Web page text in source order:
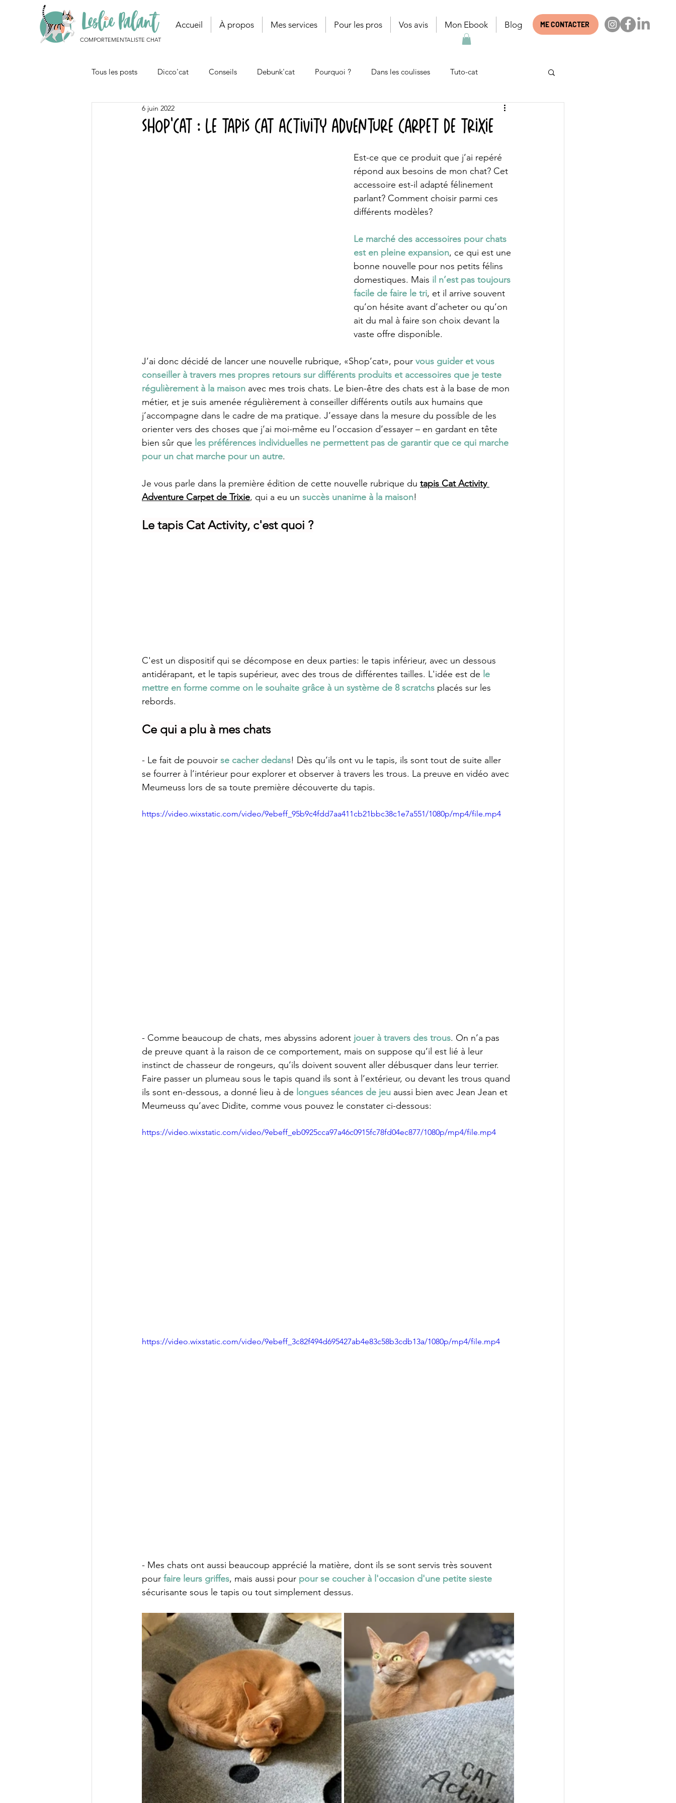
Accueil À propos Mes services Pour les pros Vos avis Mon Ebook Blog
COMPORTEMENTALISTE CHAT
ME CONTACTER
Tous les posts Dicco'cat Conseils Debunk'cat Pourquoi ? Dans les coulisses Tuto-cat
Autour du chat Question
Shop'cat : le tapis Cat Activity Adventure Carpet de Trixie
6 juin 2022
Est-ce que ce produit que j’ai repéré
répond aux besoins de mon chat? Cet
accessoire est-il adapté félinement
parlant? Comment choisir parmi ces
différents modèles?
Le marché des accessoires pour chats
est en pleine expansion, ce qui est une
bonne nouvelle pour nos petits félins
domestiques. Mais il n’est pas toujours
facile de faire le tri, et il arrive souvent
qu’on hésite avant d’acheter ou qu’on
ait du mal à faire son choix devant la
vaste offre disponible.
J’ai donc décidé de lancer une nouvelle rubrique, «Shop’cat», pour vous guider et vous
conseiller à travers mes propres retours sur différents produits et accessoires que je teste
régulièrement à la maison avec mes trois chats. Le bien-être des chats est à la base de mon
métier, et je suis amenée régulièrement à conseiller différents outils aux humains que
j’accompagne dans le cadre de ma pratique. J’essaye dans la mesure du possible de les
orienter vers des choses que j’ai moi-même eu l’occasion d’essayer – en gardant en tête
bien sûr que les préférences individuelles ne permettent pas de garantir que ce qui marche
pour un chat marche pour un autre.
Je vous parle dans la première édition de cette nouvelle rubrique du tapis Cat Activity
Adventure Carpet de Trixie, qui a eu un succès unanime à la maison!
Le tapis Cat Activity, c'est quoi ?
C'est un dispositif qui se décompose en deux parties: le tapis inférieur, avec un dessous
antidérapant, et le tapis supérieur, avec des trous de différentes tailles. L'idée est de le
mettre en forme comme on le souhaite grâce à un système de 8 scratchs placés sur les
rebords.
Ce qui a plu à mes chats
- Le fait de pouvoir se cacher dedans! Dès qu’ils ont vu le tapis, ils sont tout de suite aller
se fourrer à l’intérieur pour explorer et observer à travers les trous. La preuve en vidéo avec
Meumeuss lors de sa toute première découverte du tapis.
https://video.wixstatic.com/video/9ebeff_95b9c4fdd7aa411cb21bbc38c1e7a551/1080p/mp4/file.mp4
- Comme beaucoup de chats, mes abyssins adorent jouer à travers des trous. On n’a pas
de preuve quant à la raison de ce comportement, mais on suppose qu’il est lié à leur
instinct de chasseur de rongeurs, qu’ils doivent souvent aller débusquer dans leur terrier.
Faire passer un plumeau sous le tapis quand ils sont à l’extérieur, ou devant les trous quand
ils sont en-dessous, a donné lieu à de longues séances de jeu aussi bien avec Jean Jean et
Meumeuss qu’avec Didite, comme vous pouvez le constater ci-dessous:
https://video.wixstatic.com/video/9ebeff_eb0925cca97a46c0915fc78fd04ec877/1080p/mp4/file.mp4
https://video.wixstatic.com/video/9ebeff_3c82f494d695427ab4e83c58b3cdb13a/1080p/mp4/file.mp4
- Mes chats ont aussi beaucoup apprécié la matière, dont ils se sont servis très souvent
pour faire leurs griffes, mais aussi pour pour se coucher à l'occasion d'une petite sieste
sécurisante sous le tapis ou tout simplement dessus.